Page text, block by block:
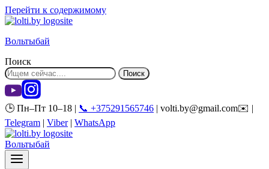
Перейти к содержимому
Вольтыбай
Поиск
Поиск
🕒 Пн–Пт 10–18 | 📞 +375291565746 | volti.by@gmail.com✉️ |
Telegram | Viber| WhatsApp
Вольтыбай